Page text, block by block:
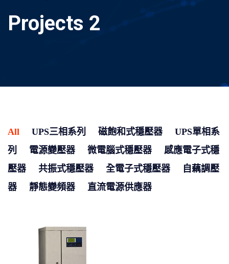
Projects 2
All UPS三相系列 磁飽和式穩壓器
UPS單相系
列
電源變壓器 微電腦式穩壓器
感應電子式穩
壓器
共振式穩壓器 全電子式穩壓器
自藕調壓
器
靜態變頻器 直流電源供應器